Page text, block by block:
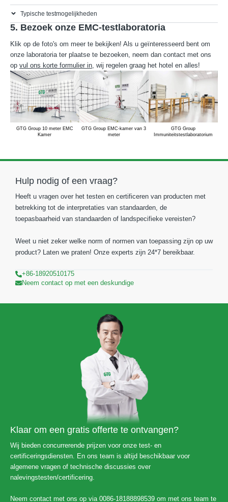
Typische testmogelijkheden
5. Bezoek onze EMC-testlaboratoria
Klik op de foto's om meer te bekijken! Als u geïnteresseerd bent om
onze laboratoria ter plaatse te bezoeken, neem dan contact met ons
op vul ons korte formulier in , wij regelen graag het hotel en alles!
GTG Group 10 meter EMC
Kamer
GTG Group EMC-kamer van 3
meter
GTG Group
Immuniteitstestlaboratorium
Hulp nodig of een vraag?
Heeft u vragen over het testen en certificeren van producten met
betrekking tot de interpretaties van standaarden, de
toepasbaarheid van standaarden of landspecifieke vereisten?
Weet u niet zeker welke norm of normen van toepassing zijn op uw
product? Laten we praten! Onze experts zijn 24*7 bereikbaar.
+86-18920510175
Neem contact op met een deskundige
Klaar om een ​​gratis offerte te ontvangen?
Wij bieden concurrerende prijzen voor onze test- en
certificeringsdiensten. En ons team is altijd beschikbaar voor
algemene vragen of technische discussies over
nalevingstesten/certificering.
Neem contact met ons op via 0086-18188898539 om met ons team te